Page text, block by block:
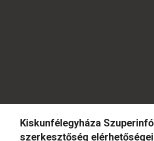
Kiskunfélegyháza Szuperinfó
szerkesztőség elérhetőségei